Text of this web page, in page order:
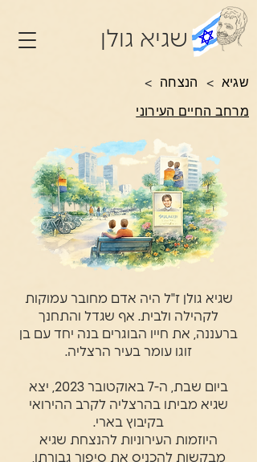
שגיא גולן
שגיא > הנצחה >
מרחב החיים העירוני
שגיא גולן ז"ל היה אדם מחובר עמוקות
לקהילה ולבית. אף שגדל והתחנך
ברעננה, את חייו הבוגרים בנה יחד עם בן
זוגו עומר בעיר הרצליה.
ביום שבת, ה-7 באוקטובר 2023, יצא
שגיא מביתו בהרצליה לקרב ההירואי
בקיבוץ בארי.
היוזמות העירוניות להנצחת שגיא
מבקשות להכניס את סיפור גבורתו,